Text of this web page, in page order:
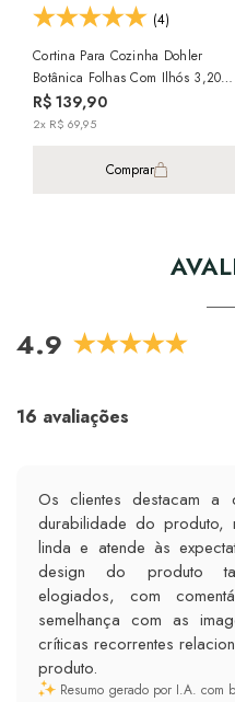
(4)
Cortina Para Cozinha Dohler
Botânica Folhas Com Ilhós 3,20m
X 1,20m (para Varão Até 2
Metros)
R$ 139,90
2x R$ 69,95
Comprar
4.9
16 avaliações
Os clientes destacam a
durabilidade do produto,
linda e atende às
design do produto
elogiados, com
semelhança com as
críticas recorrentes
produto.
Resumo gerado por I.A. com